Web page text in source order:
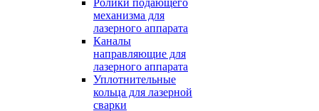
Ролики подающего
механизма для
лазерного аппарата
Каналы
направляющие для
лазерного аппарата
Уплотнительные
кольца для лазерной
сварки